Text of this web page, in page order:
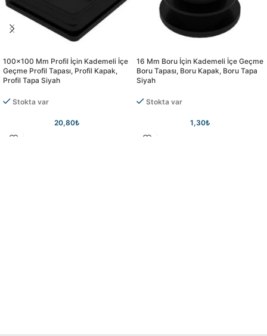
100×100 Mm Profil İçin Kademeli İçe
Geçme Profil Tapası, Profil Kapak,
Profil Tapa Siyah
Stokta var
20,80₺
16 Mm Boru İçin Kademeli İçe Geçme
Boru Tapası, Boru Kapak, Boru Tapa
Siyah
Stokta var
1,30₺